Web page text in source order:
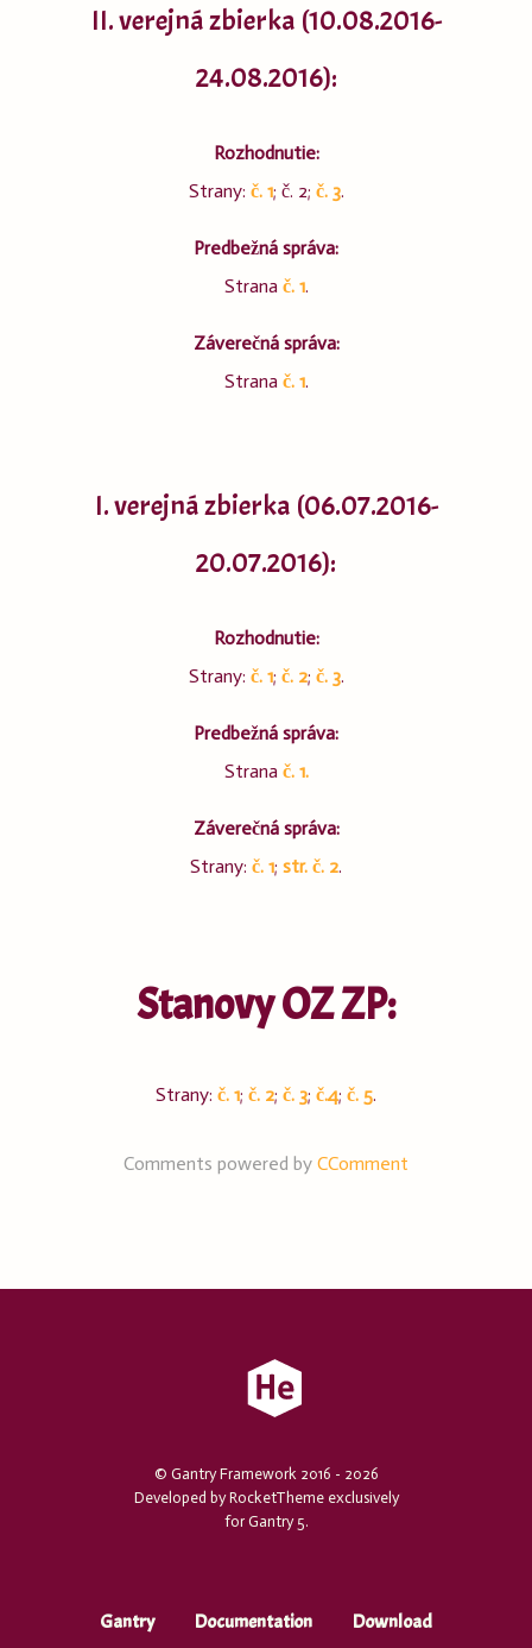
II. verejná zbierka (10.08.2016-
24.08.2016):
Rozhodnutie:
Strany: č. 1; č. 2; č. 3.
Predbežná správa:
Strana č. 1.
Záverečná správa:
Strana č. 1.
I. verejná zbierka (06.07.2016-
20.07.2016):
Rozhodnutie:
Strany: č. 1; č. 2; č. 3.
Predbežná správa:
Strana č. 1.
Záverečná správa:
Strany: č. 1; str. č. 2.
Stanovy OZ ZP:
Strany: č. 1; č. 2; č. 3; č.4; č. 5.
Comments powered by CComment
© Gantry Framework 2016 - 2026
Developed by RocketTheme exclusively
for Gantry 5.
Gantry Documentation Download